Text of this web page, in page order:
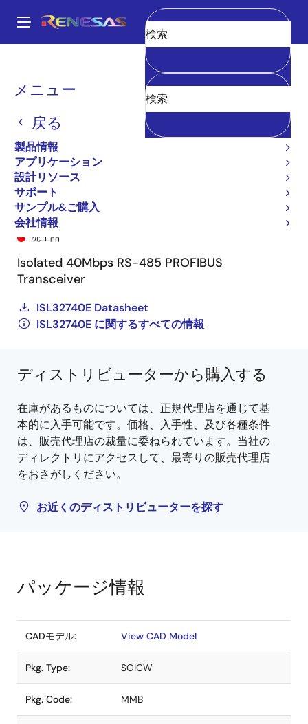
ン
Main
navigation
メニュー
戻る
製品情報
アプリケーション
設計リソース
サポート
サンプル&ご購入
会社情報
消去
パ
く
ず
ISL32740E
ISL32740EFBZ-T7A
廃止品
Isolated 40Mbps RS-485 PROFIBUS
Transceiver
ISL32740E Datasheet
ISL32740E に関するすべての情報
ディストリビューターから購入する
在庫があるものについては、正規代理店を通じて基
本的に入手可能です。価格、入手性、及び各種条件
は、販売代理店の裁量に委ねられています。当社の
ディレクトリにアクセスして、最寄りの販売代理店
をおさがしください。
お近くのディストリビューターを探す
パッケージ情報
CADモデル: View CAD Model
Pkg. Type: SOICW
Pkg. Code: MMB